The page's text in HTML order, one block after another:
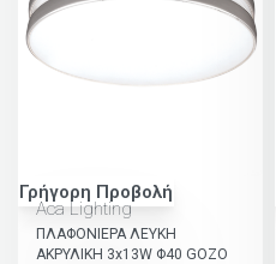
Γρήγορη Προβολή
Aca Lighting
ΠΛΑΦΟΝΙΕΡΑ ΛΕΥΚΗ
ΑΚΡΥΛΙΚΗ 3x13W Φ40 GOZO